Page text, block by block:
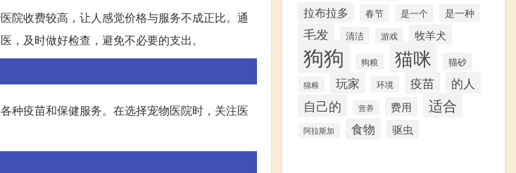
院收费较高，让人感觉价格与服务不成正比。通
及时做好检查，避免不必要的支出。
种疫苗和保健服务。在选择宠物医院时，关注医
拉布拉多 春节 是一个 是一种
毛发 清洁 游戏 牧羊犬
狗狗 狗粮 猫咪 猫砂
猫粮 玩家 环境 疫苗 的人
自己的 营养 费用 适合
阿拉斯加 食物 驱虫